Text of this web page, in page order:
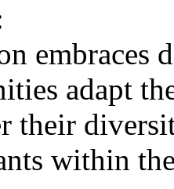
embraces
adapt
their
within